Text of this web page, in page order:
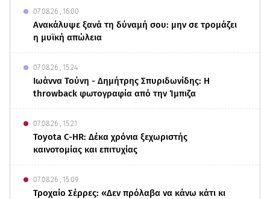
07.08.26 , 16:00
Ανακάλυψε ξανά τη δύναμή σου: μην σε τρομάζει
η μυϊκή απώλεια
07.08.26 , 15:24
Ιωάννα Τούνη - Δημήτρης Σπυριδωνίδης: Η
throwback φωτογραφία από την Ίμπιζα
07.08.26 , 15:21
Toyota C-HR: Δέκα χρόνια ξεχωριστής
καινοτομίας και επιτυχίας
07.08.26 , 15:09
Τροχαίο Σέρρες: «Δεν πρόλαβα να κάνω κάτι κι